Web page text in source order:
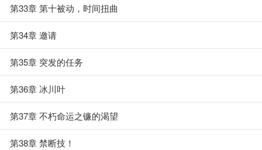
第33章 第十被动，时间扭曲
第34章 邀请
第35章 突发的任务
第36章 冰川叶
第37章 不朽命运之镰的渴望
第38章 禁断技！